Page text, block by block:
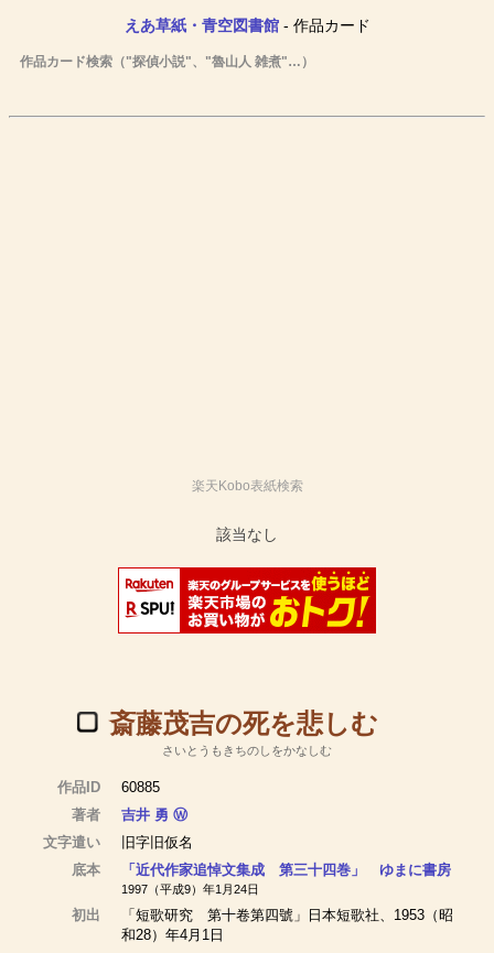
えあ草紙・青空図書館- 作品カード
作品カード検索（"探偵小説"、"魯山人 雑煮"…）
楽天Kobo表紙検索
斎藤茂吉の死を悲しむ
さいとうもきちのしをかなしむ
作品ID
60885
著者
吉井 勇 Ⓦ
文字遣い
旧字旧仮名
底本
「近代作家追悼文集成 第三十四巻」 ゆまに書房
1997（平成9）年1月24日
初出
「短歌研究 第十卷第四號」日本短歌社、1953（昭
和28）年4月1日